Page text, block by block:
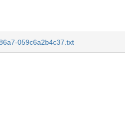
059c6a2b4c37.txt